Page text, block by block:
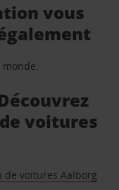
vous
voitures
de voitures Aalborg